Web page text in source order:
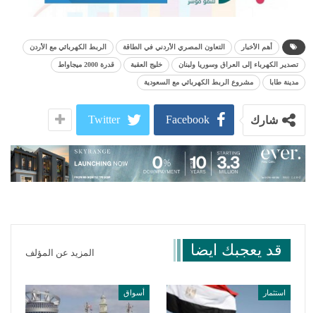
أهم الأخبار التعاون المصري الأردني في الطاقة الربط الكهربائي مع الأردن
تصدير الكهرباء إلى العراق وسوريا ولبنان خليج العقبة قدرة 2000 ميجاواط
مدينة طابا مشروع الربط الكهربائي مع السعودية
شارك Facebook
Twitter
قد يعجبك ايضا المزيد عن المؤلف
استثمار أسواق